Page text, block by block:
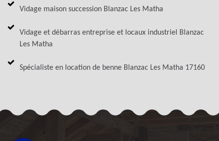
Vidage maison succession Blanzac Les Matha
Vidage et débarras entreprise et locaux industriel Blanzac
Les Matha
Spécialiste en location de benne Blanzac Les Matha 17160